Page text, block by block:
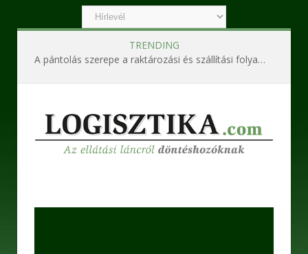
TRENDING
A pántolás szerepe a raktározási és szállítási folyamatokban